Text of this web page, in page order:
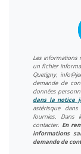
Les informations
un fichier
Quetigny,
demande de
données
dans la notice
astérisque
fournies. Dans
contacter. En
informations
demande de